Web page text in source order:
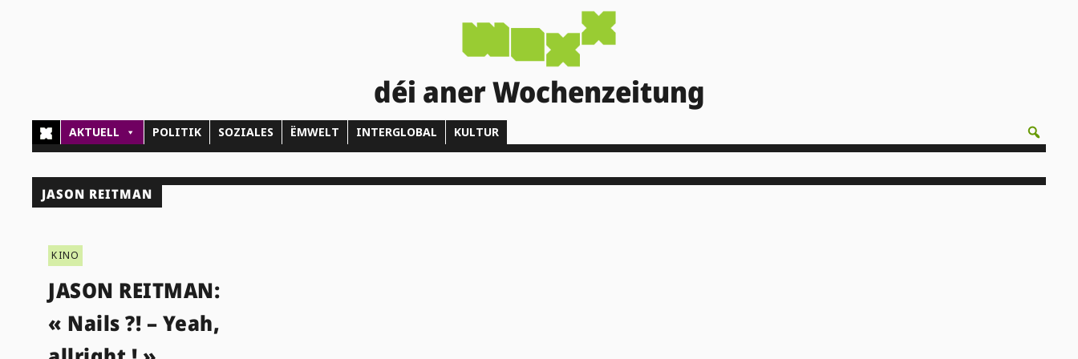
déi aner Wochenzeitung
AKTUELL POLITIK SOZIALES ËMWELT INTERGLOBAL KULTUR
JASON REITMAN
KINO
JASON REITMAN:
« Nails ?! – Yeah,